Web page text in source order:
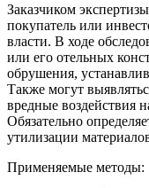
Заказчиком
покупатель или
власти. В ходе
или его отельных
обрушения,
Также могут
вредные воздействия
Обязательно
утилизации
Применяемые методы: